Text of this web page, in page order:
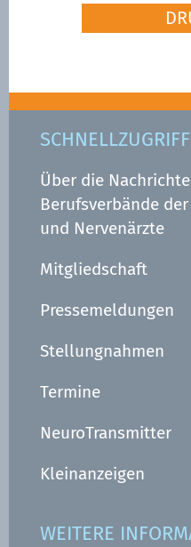
Über die
Berufsverbände
und Nervenärzte
Mitgliedschaft
Pressemeldungen
Stellungnahmen
Termine
NeuroTransmitter
Kleinanzeigen
WEITERE